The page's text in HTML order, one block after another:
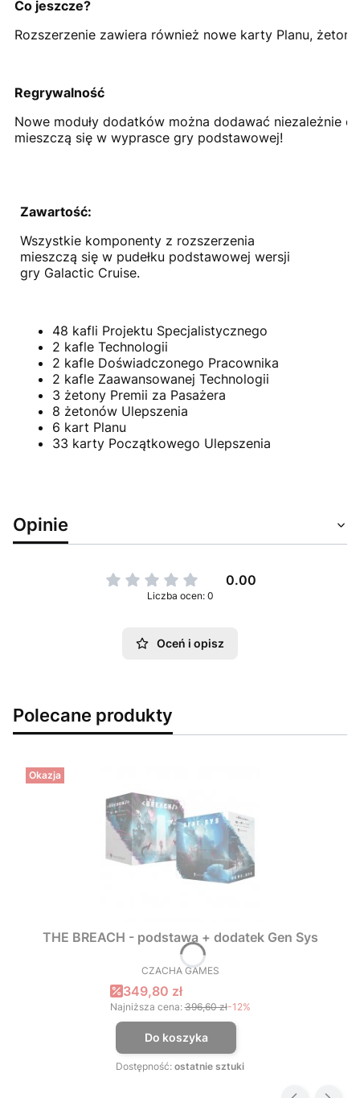
Co jeszcze?
Rozszerzenie zawiera również nowe karty Planu,
Regrywalność
Nowe moduły dodatków można dodawać niezależnie
mieszczą się w wyprasce gry podstawowej!
Zawartość:
Wszystkie komponenty z rozszerzenia
mieszczą się w pudełku podstawowej wersji
gry Galactic Cruise.
48 kafli Projektu Specjalistycznego
2 kafle Technologii
2 kafle Doświadczonego Pracownika
2 kafle Zaawansowanej Technologii
3 żetony Premii za Pasażera
8 żetonów Ulepszenia
6 kart Planu
33 karty Początkowego Ulepszenia
Opinie
0.00
Liczba ocen: 0
Oceń i opisz
Polecane produkty
Okazja
THE BREACH - podstawa + dodatek Gen Sys
PRODUCENT
CZACHA GAMES
Cena promocyjna
349,80 zł
Najniższa cena: 396,60 zł-12%
Do koszyka
Dostępność: ostatnie sztuki